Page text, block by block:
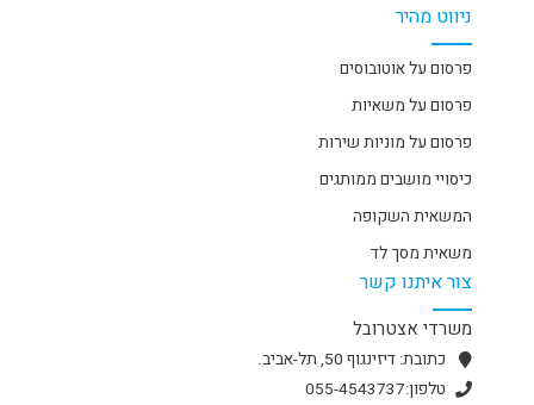
צור איתנו קשר
משרדי אצטרובל
כתובת: דיזינגוף 50, תל-אביב.
טלפון:055-4543737
ניווט מהיר
פרסום על אוטובוסים
פרסום על משאיות
פרסום על מוניות שירות
כיסויי מושבים ממותגים
המשאית השקופה
משאית מסך לד